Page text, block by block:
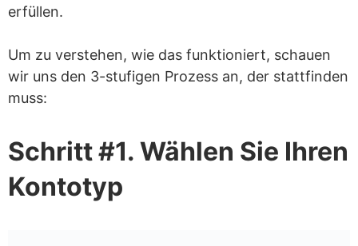
erfüllen.
Um zu verstehen, wie das funktioniert, schauen
wir uns den 3-stufigen Prozess an, der stattfinden
muss:
Schritt #1. Wählen Sie Ihren
Kontotyp